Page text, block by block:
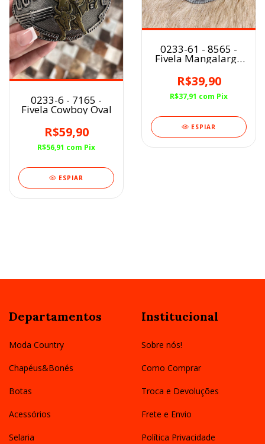
0233-6 - 7165 -
Fivela Cowboy Oval
R$59,90
R$56,91 com Pix
ESPIAR
0233-61 - 8565 -
Fivela Mangalarga
Marchador Prata
R$39,90
R$37,91 com Pix
ESPIAR
Departamentos
Moda Country
Chapéus&Bonés
Botas
Acessórios
Selaria
Institucional
Sobre nós!
Como Comprar
Troca e Devoluções
Frete e Envio
Política Privacidade